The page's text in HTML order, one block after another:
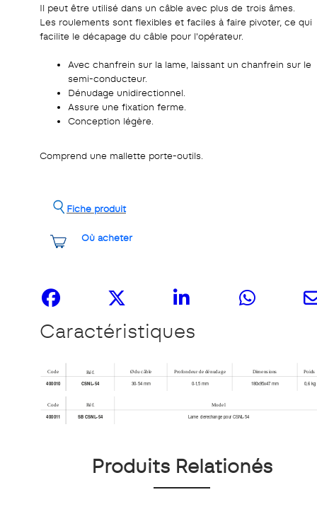
Il peut être utilisé dans un câble avec plus de trois âmes.
Les roulements sont flexibles et faciles à faire pivoter, ce qui
facilite le décapage du câble pour l'opérateur.
Avec chanfrein sur la lame, laissant un chanfrein sur le
semi-conducteur.
Dénudage unidirectionnel.
Assure une fixation ferme.
Conception légère.
Comprend une mallette porte-outils.
Où acheter
Fiche produit
Caractéristiques
Produits Relationés